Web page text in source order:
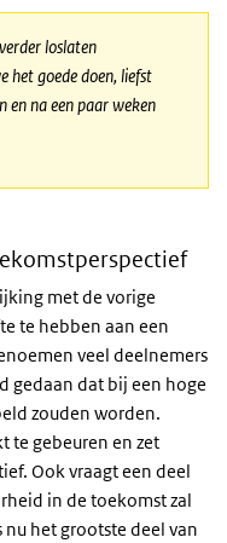
loslaten
het goede doen, liefst
en na een paar weken
met de vorige
te hebben aan een
veel deelnemers
gedaan dat bij een hoge
zouden worden.
te gebeuren en zet
Ook vraagt een deel
in de toekomst zal
het grootste deel van